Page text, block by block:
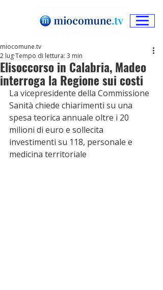
Elisoccorso in Calabria, Madeo
interroga la Regione sui costi
miocomune.tv
2 lugTempo di lettura: 3 min
La vicepresidente della Commissione
Sanità chiede chiarimenti su una
spesa teorica annuale oltre i 20
milioni di euro e sollecita
investimenti su 118, personale e
medicina territoriale